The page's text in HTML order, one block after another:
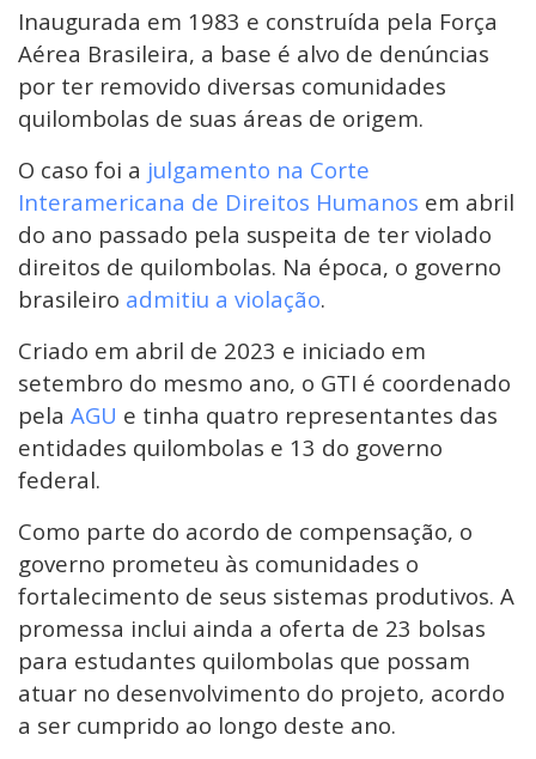
Inaugurada em 1983 e construída pela Força
Aérea Brasileira, a base é alvo de denúncias
por ter removido diversas comunidades
quilombolas de suas áreas de origem.
O caso foi a julgamento na Corte
Interamericana de Direitos Humanos em abril
do ano passado pela suspeita de ter violado
direitos de quilombolas. Na época, o governo
brasileiro admitiu a violação.
Criado em abril de 2023 e iniciado em
setembro do mesmo ano, o GTI é coordenado
pela AGU e tinha quatro representantes das
entidades quilombolas e 13 do governo
federal.
Como parte do acordo de compensação, o
governo prometeu às comunidades o
fortalecimento de seus sistemas produtivos. A
promessa inclui ainda a oferta de 23 bolsas
para estudantes quilombolas que possam
atuar no desenvolvimento do projeto, acordo
a ser cumprido ao longo deste ano.